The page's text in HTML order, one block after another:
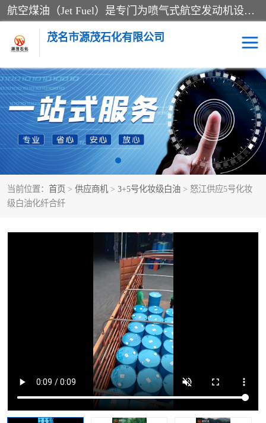
航空煤油（Jet Fuel）是专门为喷气式航空发动机设计的高纯度燃料，主要分为Jet A、Jet A-1和Jet B等类型。其特点是闪点高、低温流动性好，并添加了抗静电剂和抗氧化剂以确保飞行安全。航空煤油需
茂名市源茂石化有限公司
当前位置： 首页 > 供应商机 > 3+5号化妆级白油 > 怒江供应5号化妆
级白油化纤合纤
RP3航空煤油 D20+D30溶剂油
D40+D60溶剂油 D80+D100溶剂油
6号+120号溶剂油 260号溶剂油
异构烷烃 天然乳胶
46+68号化妆级白油